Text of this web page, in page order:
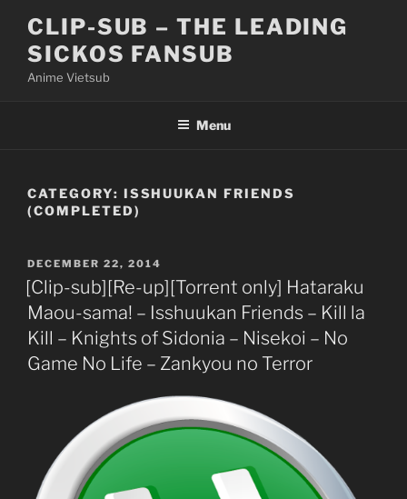
content
CLIP-SUB – THE LEADING
SICKOS FANSUB
Anime Vietsub
Menu
CATEGORY: ISSHUUKAN FRIENDS
(COMPLETED)
POSTED
ON
DECEMBER 22, 2014
[Clip-sub][Re-up][Torrent only] Hataraku
Maou-sama! – Isshuukan Friends – Kill la
Kill – Knights of Sidonia – Nisekoi – No
Game No Life – Zankyou no Terror